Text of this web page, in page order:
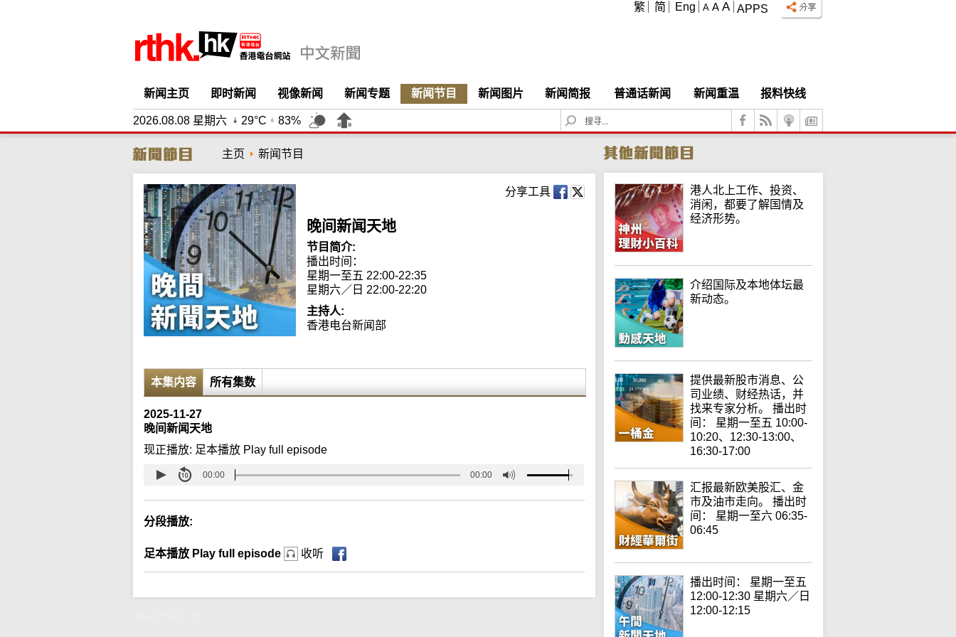
APPS
A A A
繁 简 Eng
新闻主页 即时新闻 视像新闻 新闻专题 新闻节目 新闻图片 新闻简报 普通话新闻 新闻重温 报料快线
2026.08.08 星期六 29°C 83%
S
e
c
h
主页 新闻节目
分享工具
晚间新闻天地
节目简介:
播出时间：
星期一至五 22:00-22:35
星期六／日 22:00-22:20
主持人:
香港电台新闻部
本集内容 所有集数
2025-11-27
晚间新闻天地
现正播放: 足本播放 Play full episode
00:00 00:00
分段播放:
足本播放 Play full episode 收听
港人北上工作、投资、
消闲，都要了解国情及
经济形势。
介绍国际及本地体坛最
新动态。
提供最新股市消息、公
司业绩、财经热话，并
找来专家分析。 播出时
间： 星期一至五 10:00-
10:20、12:30-13:00、
16:30-17:00
汇报最新欧美股汇、金
市及油市走向。 播出时
间： 星期一至六 06:35-
06:45
播出时间： 星期一至五
12:00-12:30 星期六／日
12:00-12:15